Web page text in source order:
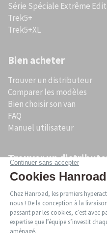
Série Spéciale Extrême
Trek5+
Trek5+XL
Bien acheter
Trouver un distributeur
Comparer les modèles
Bien choisir son van
FAQ
Manuel utilisateur
Trouver un
Acheter un van aménagé en
Acheter un van aménagé en
Acheter un van aménagé
Acheter un van aménagé
Acheter un van aménagé